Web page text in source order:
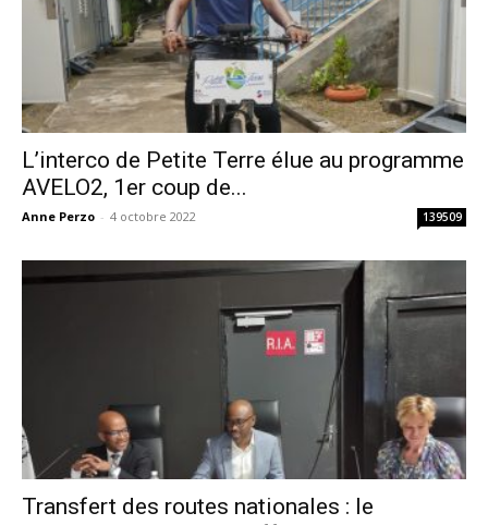
L’interco de Petite Terre élue au programme
AVELO2, 1er coup de...
Anne Perzo - 4 octobre 2022 139509
Transfert des routes nationales : le